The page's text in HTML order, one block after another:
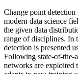
Change point
modern data science
the given data
range of disciplines. In
detection is presented
Following state-of-the-
networks are exploited